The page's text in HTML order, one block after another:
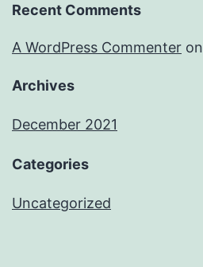
Recent Comments
A WordPress Commenter on
Archives
December 2021
Categories
Uncategorized